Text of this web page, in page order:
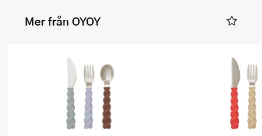
Mer från OYOY